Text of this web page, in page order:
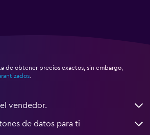
de obtener precios exactos, sin embargo,
vendedor.
de datos para ti